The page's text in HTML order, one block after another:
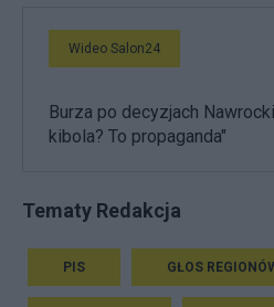
Wideo Salon24
Burza po decyzjach
kibola? To propaganda"
Tematy Redakcja
PIS GŁOS